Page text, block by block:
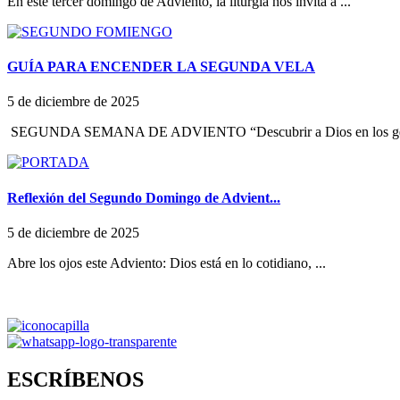
GUÍA PARA ENCENDER LA SEGUNDA VELA
5 de diciembre de 2025
SEGUNDA SEMANA DE ADVIENTO “Descubrir a Dios en los
Reflexión del Segundo Domingo de Advient...
5 de diciembre de 2025
Abre los ojos este Adviento: Dios está en lo cotidiano, ...
ESCRÍBENOS